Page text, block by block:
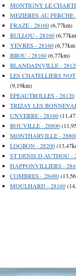
MONTIGNY LE
MEZIERES AU PERCHE
FRAZE - 28160(6,77km)
BULLOU - 28160
YEVRES - 28160
BROU - 28160(6,77km)
BLANDAINVILLE -
LES CHATELLIERS
(9,19km)
EPEAUTROLLES - 28120
TRIZAY LES
UNVERRE - 28160
BOUVILLE - 28800
MONTHARVILLE -
LOGRON - 28200
ST DENIS D AUTHOU -
HAPPONVILLIERS -
COMBRES - 28480
MOULHARD - 28160